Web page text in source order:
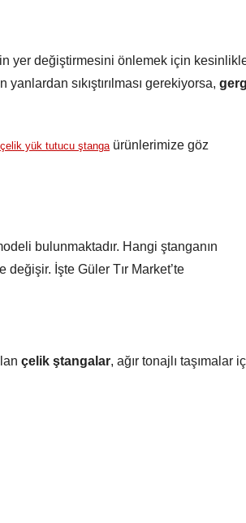
yer değiştirmesini önlemek için
sıkıştırılması gerekiyorsa,
çelik yük tutucu ştanga ürünlerimize göz
bulunmaktadır. Hangi ştanganın
değişir. İşte Güler Tır Market’te
çelik ştangalar, ağır tonajlı taşımalar